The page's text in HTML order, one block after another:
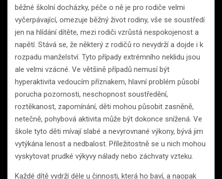
běžné školní docházky, péče o ně je pro rodiče velmi
vyčerpávající, omezuje běžný život rodiny, vše se soustředí
jen na hlídání dítěte, mezi rodiči vzrůstá nespokojenost a
napětí. Stává se, že některý z rodičů ro nevydrží a dojde i k
rozpadu manželství. Tyto případy extrémního neklidu jsou
ale velmi vzácné. Ve většině případů nemusí být
hyperaktivita vedoucím příznakem, hlavní problém působí
porucha pozornosti, neschopnost soustředění,
roztěkanost, zapomínání, děti mohou působit zasněně,
netečně, pohybová aktivita může být dokonce snížená. Ve
škole tyto děti mívají slabé a nevyrovnané výkony, bývá jim
vytýkána lenost a nedbalost. Příležitostně se u nich mohou
vyskytovat prudké výkyvy nálady nebo záchvaty vzteku.
Každé dítě vydrží déle u činnosti, která ho baví, a naopak